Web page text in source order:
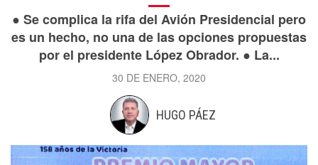
● Se complica la rifa del Avión Presidencial pero
es un hecho, no una de las opciones propuestas
por el presidente López Obrador. ● La...
30 DE ENERO, 2020
HUGO PÁEZ